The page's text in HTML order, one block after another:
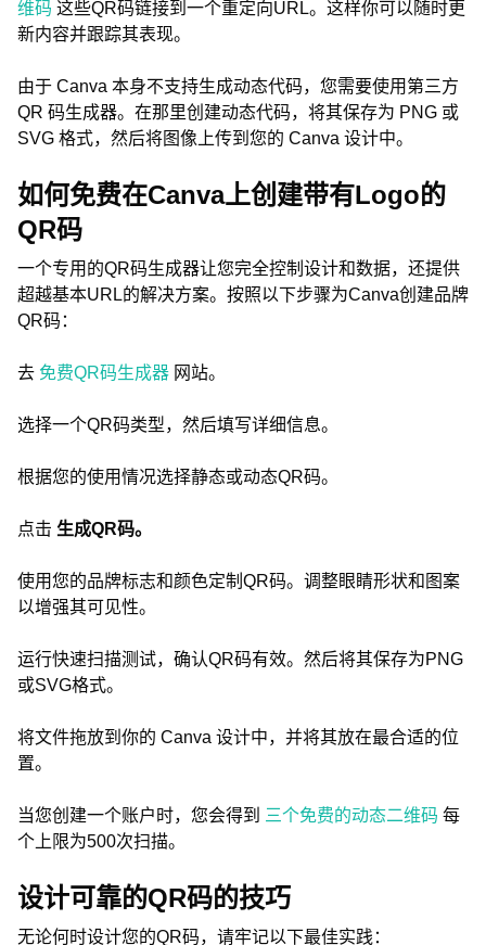
维码 这些QR码链接到一个重定向URL。这样你可以随时更
新内容并跟踪其表现。
由于 Canva 本身不支持生成动态代码，您需要使用第三方
QR 码生成器。在那里创建动态代码，将其保存为 PNG 或
SVG 格式，然后将图像上传到您的 Canva 设计中。
如何免费在Canva上创建带有Logo的
QR码
一个专用的QR码生成器让您完全控制设计和数据，还提供
超越基本URL的解决方案。按照以下步骤为Canva创建品牌
QR码：
去 免费QR码生成器 网站。
选择一个QR码类型，然后填写详细信息。
根据您的使用情况选择静态或动态QR码。
点击 生成QR码。
使用您的品牌标志和颜色定制QR码。调整眼睛形状和图案
以增强其可见性。
运行快速扫描测试，确认QR码有效。然后将其保存为PNG
或SVG格式。
将文件拖放到你的 Canva 设计中，并将其放在最合适的位
置。
当您创建一个账户时，您会得到 三个免费的动态二维码 每
个上限为500次扫描。
设计可靠的QR码的技巧
无论何时设计您的QR码，请牢记以下最佳实践：